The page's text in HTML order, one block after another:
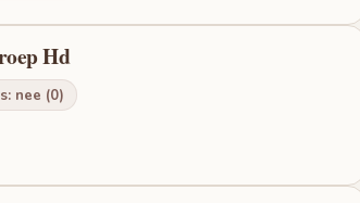
Hd
nee (0)